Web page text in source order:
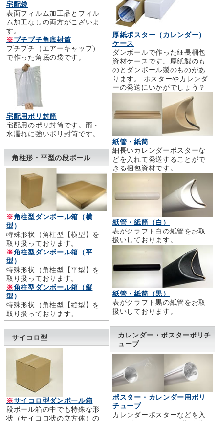
宅配袋
表面フィルム加工品とフィル
ム加工なしの両方がございま
す。
※プチプチ角底封筒
プチプチ（エアーキャップ）
で作った角底の袋です。
宅配用ポリ封筒
宅配用のポリ封筒です。雨・
水濡れに強いポリ封筒です。
角柱形・平型の段ボール
※角柱型ダンボール箱（横
型）
特殊形状（角柱型【横型】を
取り扱っております。
※角柱型ダンボール箱（平
型）
特殊形状（角柱型【平型】を
取り扱っております。
※角柱型ダンボール箱（縦
型）
特殊形状（角柱型【縦型】を
取り扱っております。
サイコロ型
※サイコロ型ダンボール箱
段ボール箱の中でも特殊な形
状（サイコロ状の立方体）の
厚紙ポスター（カレンダー）
ケース
ダンボールで作った細長梱包
資材ケースです。厚紙製のも
のとダンボール製のものがあ
ります。 ポスターやカレンダ
ーの発送にいかがでしょう？
紙管・紙筒
細長いカレンダーポスターな
どを入れて発送することがで
きる梱包資材です。
紙管・紙筒（白）
表がクラフト白の紙管をお取
扱いしております。
紙管・紙筒（黒）
表がクラフト黒の紙管をお取
扱いしております。
カレンダー・ポスターポリチ
ューブ
ポスター・カレンダー用ポリ
チューブ
カレンダーポスターなどを入